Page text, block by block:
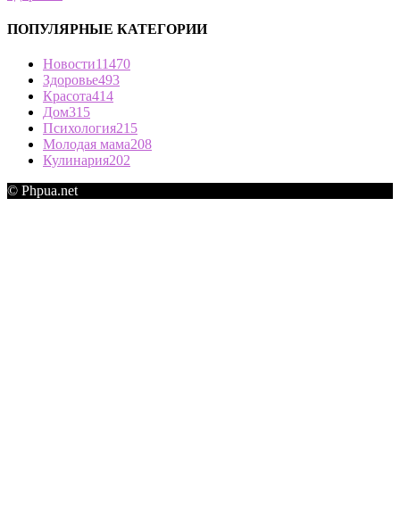
ПОПУЛЯРНЫЕ КАТЕГОРИИ
Новости11470
Здоровье493
Красота414
Дом315
Психология215
Молодая мама208
Кулинария202
© Phpua.net